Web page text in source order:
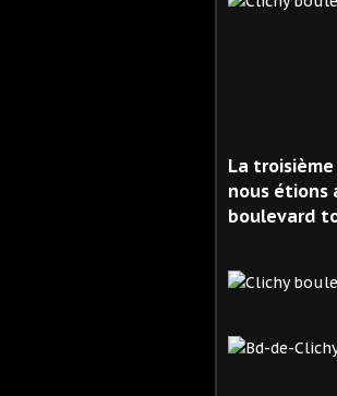
La
nous étions
boulevard